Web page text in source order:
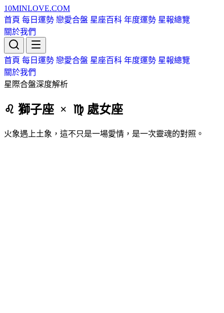
10MINLOVE.COM
首頁 每日運勢 戀愛合盤 星座百科 年度運勢 星報總覽
關於我們
首頁 每日運勢 戀愛合盤 星座百科 年度運勢 星報總覽
關於我們
星際合盤深度解析
♌ 獅子座 × ♍ 處女座
火象遇上土象，這不只是一場愛情，是一次靈魂的對照。